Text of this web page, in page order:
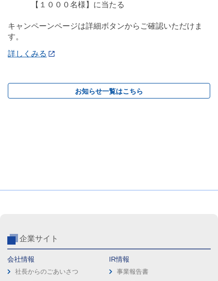
【１０００名様】に当たる
キャンペーンページは詳細ボタンからご確認いただけま
す。
詳しくみる
お知らせ一覧はこちら
企業サイト
会社情報
社長からのごあいさつ
IR情報
事業報告書